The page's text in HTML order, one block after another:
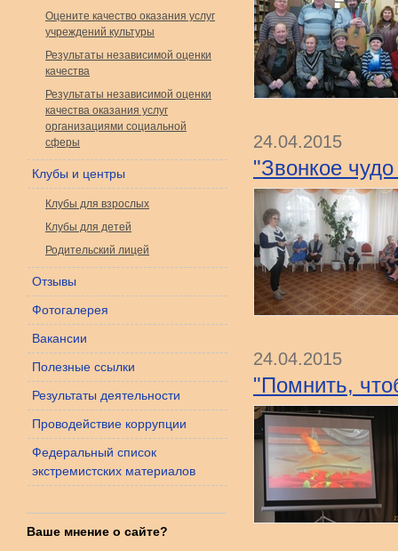
Оцените качество оказания услуг
учреждений культуры
Результаты независимой оценки
качества
Результаты независимой оценки
качества оказания услуг
организациями социальной
сферы
Клубы и центры
Клубы для взрослых
Клубы для детей
Родительский лицей
Отзывы
Фотогалерея
Вакансии
Полезные ссылки
Результаты деятельности
Проводействие коррупции
Федеральный список
экстремистских материалов
Ваше мнение о сайте?
24.04.2015
"Звонкое
24.04.2015
"Помнить,